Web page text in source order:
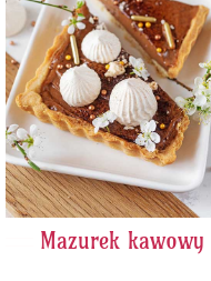
Mazurek kawowy